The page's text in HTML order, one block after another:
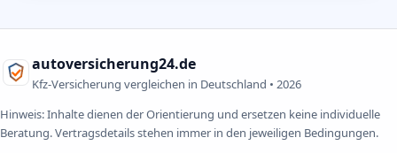
autoversicherung24.de
Kfz-Versicherung vergleichen in Deutschland • 2026
Hinweis: Inhalte dienen der Orientierung und ersetzen keine individuelle
Beratung. Vertragsdetails stehen immer in den jeweiligen Bedingungen.